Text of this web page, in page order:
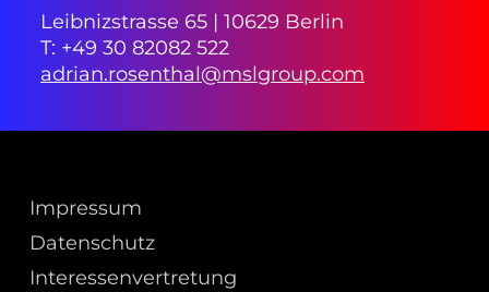
Leibnizstrasse 65 | 10629 Berlin
T: +49 30 82082 522
adrian.rosenthal@mslgroup.com
Impressum
Datenschutz
Interessenvertretung